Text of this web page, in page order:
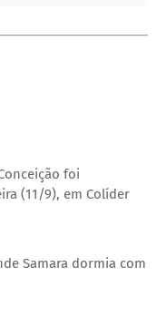
foi
(11/9), em Colíder
Samara dormia com